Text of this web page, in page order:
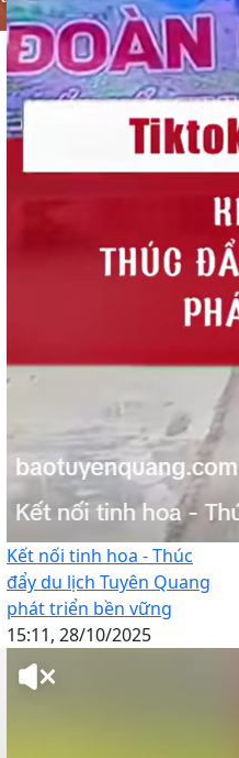
Kết nối tinh hoa - Thúc
đẩy du lịch Tuyên Quang
phát triển bền vững
15:11, 28/10/2025